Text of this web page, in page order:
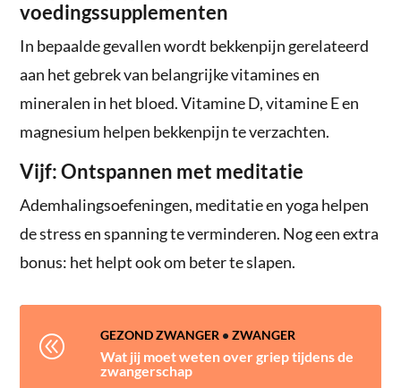
voedingssupplementen
In bepaalde gevallen wordt bekkenpijn gerelateerd
aan het gebrek van belangrijke vitamines en
mineralen in het bloed. Vitamine D, vitamine E en
magnesium helpen bekkenpijn te verzachten.
Vijf: Ontspannen met meditatie
Ademhalingsoefeningen, meditatie en yoga helpen
de stress en spanning te verminderen. Nog een extra
bonus: het helpt ook om beter te slapen.
@ GEZOND ZWANGER •ZWANGER
Wat jij moet weten over griep tijdens de
zwangerschap